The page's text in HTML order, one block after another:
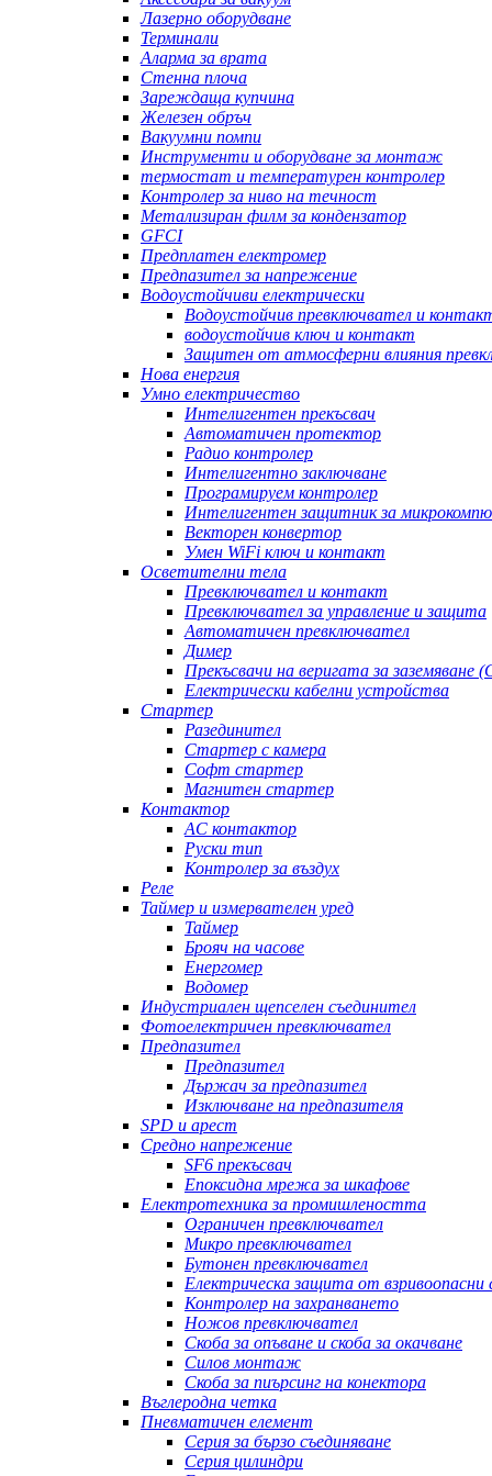
Лазерно оборудване
Терминали
Аларма за врата
Стенна плоча
Зареждаща купчина
Железен обръч
Вакуумни помпи
Инструменти и оборудване за монтаж
термостат и температурен контролер
Контролер за ниво на течност
Метализиран филм за кондензатор
GFCI
Предплатен електромер
Предпазител за напрежение
Водоустойчиви електрически
Водоустойчив превключвател и
водоустойчив ключ и контакт
Защитен от атмосферни влияния
Нова енергия
Умно електричество
Интелигентен прекъсвач
Автоматичен протектор
Радио контролер
Интелигентно заключване
Програмируем контролер
Интелигентен защитник за
Векторен конвертор
Умен WiFi ключ и контакт
Осветителни тела
Превключвател и контакт
Превключвател за управление и защита
Автоматичен превключвател
Димер
Прекъсвачи на веригата за заземяване
Електрически кабелни устройства
Стартер
Разединител
Стартер с камера
Софт стартер
Магнитен стартер
Контактор
AC контактор
Руски тип
Контролер за въздух
Реле
Таймер и измервателен уред
Таймер
Брояч на часове
Енергомер
Водомер
Индустриален щепселен съединител
Фотоелектричен превключвател
Предпазител
Предпазител
Държач за предпазител
Изключване на предпазителя
SPD и арест
Средно напрежение
SF6 прекъсвач
Епоксидна мрежа за шкафове
Електротехника за промишлеността
Ограничен превключвател
Микро превключвател
Бутонен превключвател
Електрическа защита от взривоопасни
Контролер на захранването
Ножов превключвател
Скоба за опъване и скоба за окачване
Силов монтаж
Скоба за пиърсинг на конектора
Въглеродна четка
Пневматичен елемент
Серия за бързо съединяване
Серия цилиндри